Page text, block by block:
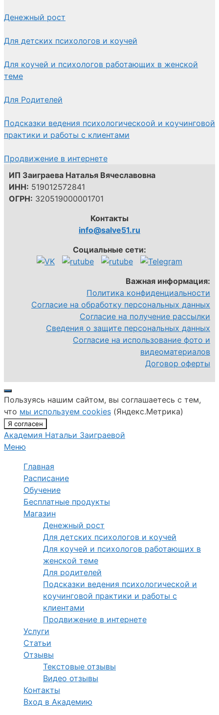
Денежный рост
Для детских психологов и коучей
Для коучей и психологов работающих в женской
теме
Для Родителей
Подсказки ведения психологическоой и коучинговой
практики и работы с клиентами
Продвижение в интернете
ИП Заиграева Наталья Вячеславовна
ИНН: 519012572841
ОГРН: 320519000001701
Контакты
info@salve51.ru
Социальные сети:
Важная информация:
Политика конфиденциальности
Согласие на обработку персональных данных
Согласие на получение рассылки
Сведения о защите персональных данных
Согласие на использование фото и
видеоматериалов
Договор оферты
Закрыть
Пользуясь нашим сайтом, вы соглашаетесь с тем,
что мы используем cookies (Яндекс.Метрика)
Я согласен
Академия Натальи Заиграевой
Меню
Главная
Расписание
Обучение
Бесплатные продукты
Магазин
Денежный рост
Для детских психологов и коучей
Для коучей и психологов работающих в
женской теме
Для родителей
Подсказки ведения психологической и
коучинговой практики и работы с
клиентами
Продвижение в интернете
Услуги
Статьи
Отзывы
Текстовые отзывы
Видео отзывы
Контакты
Вход в Академию